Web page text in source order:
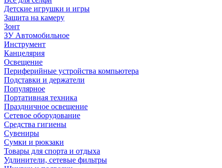
Детские игрушки и игры
Защита на камеру
Зонт
ЗУ Автомобильное
Инструмент
Канцелярия
Освещение
Периферийные устройства компьютера
Подставки и держатели
Популярное
Портативная техника
Праздничное освещение
Сетевое оборудование
Средства гигиены
Сувениры
Сумки и рюкзаки
Товары для спорта и отдыха
Удлинители, сетевые фильтры